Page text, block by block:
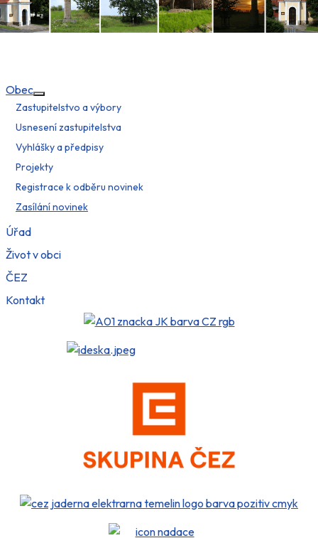
Obec
Více o: Obec
Zastupitelstvo a výbory
Usnesení zastupitelstva
Vyhlášky a předpisy
Projekty
Registrace k odběru novinek
Zasílání novinek
Úřad
Život v obci
ČEZ
Kontakt